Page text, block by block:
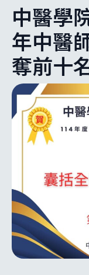
中醫學
年中醫
奪前十